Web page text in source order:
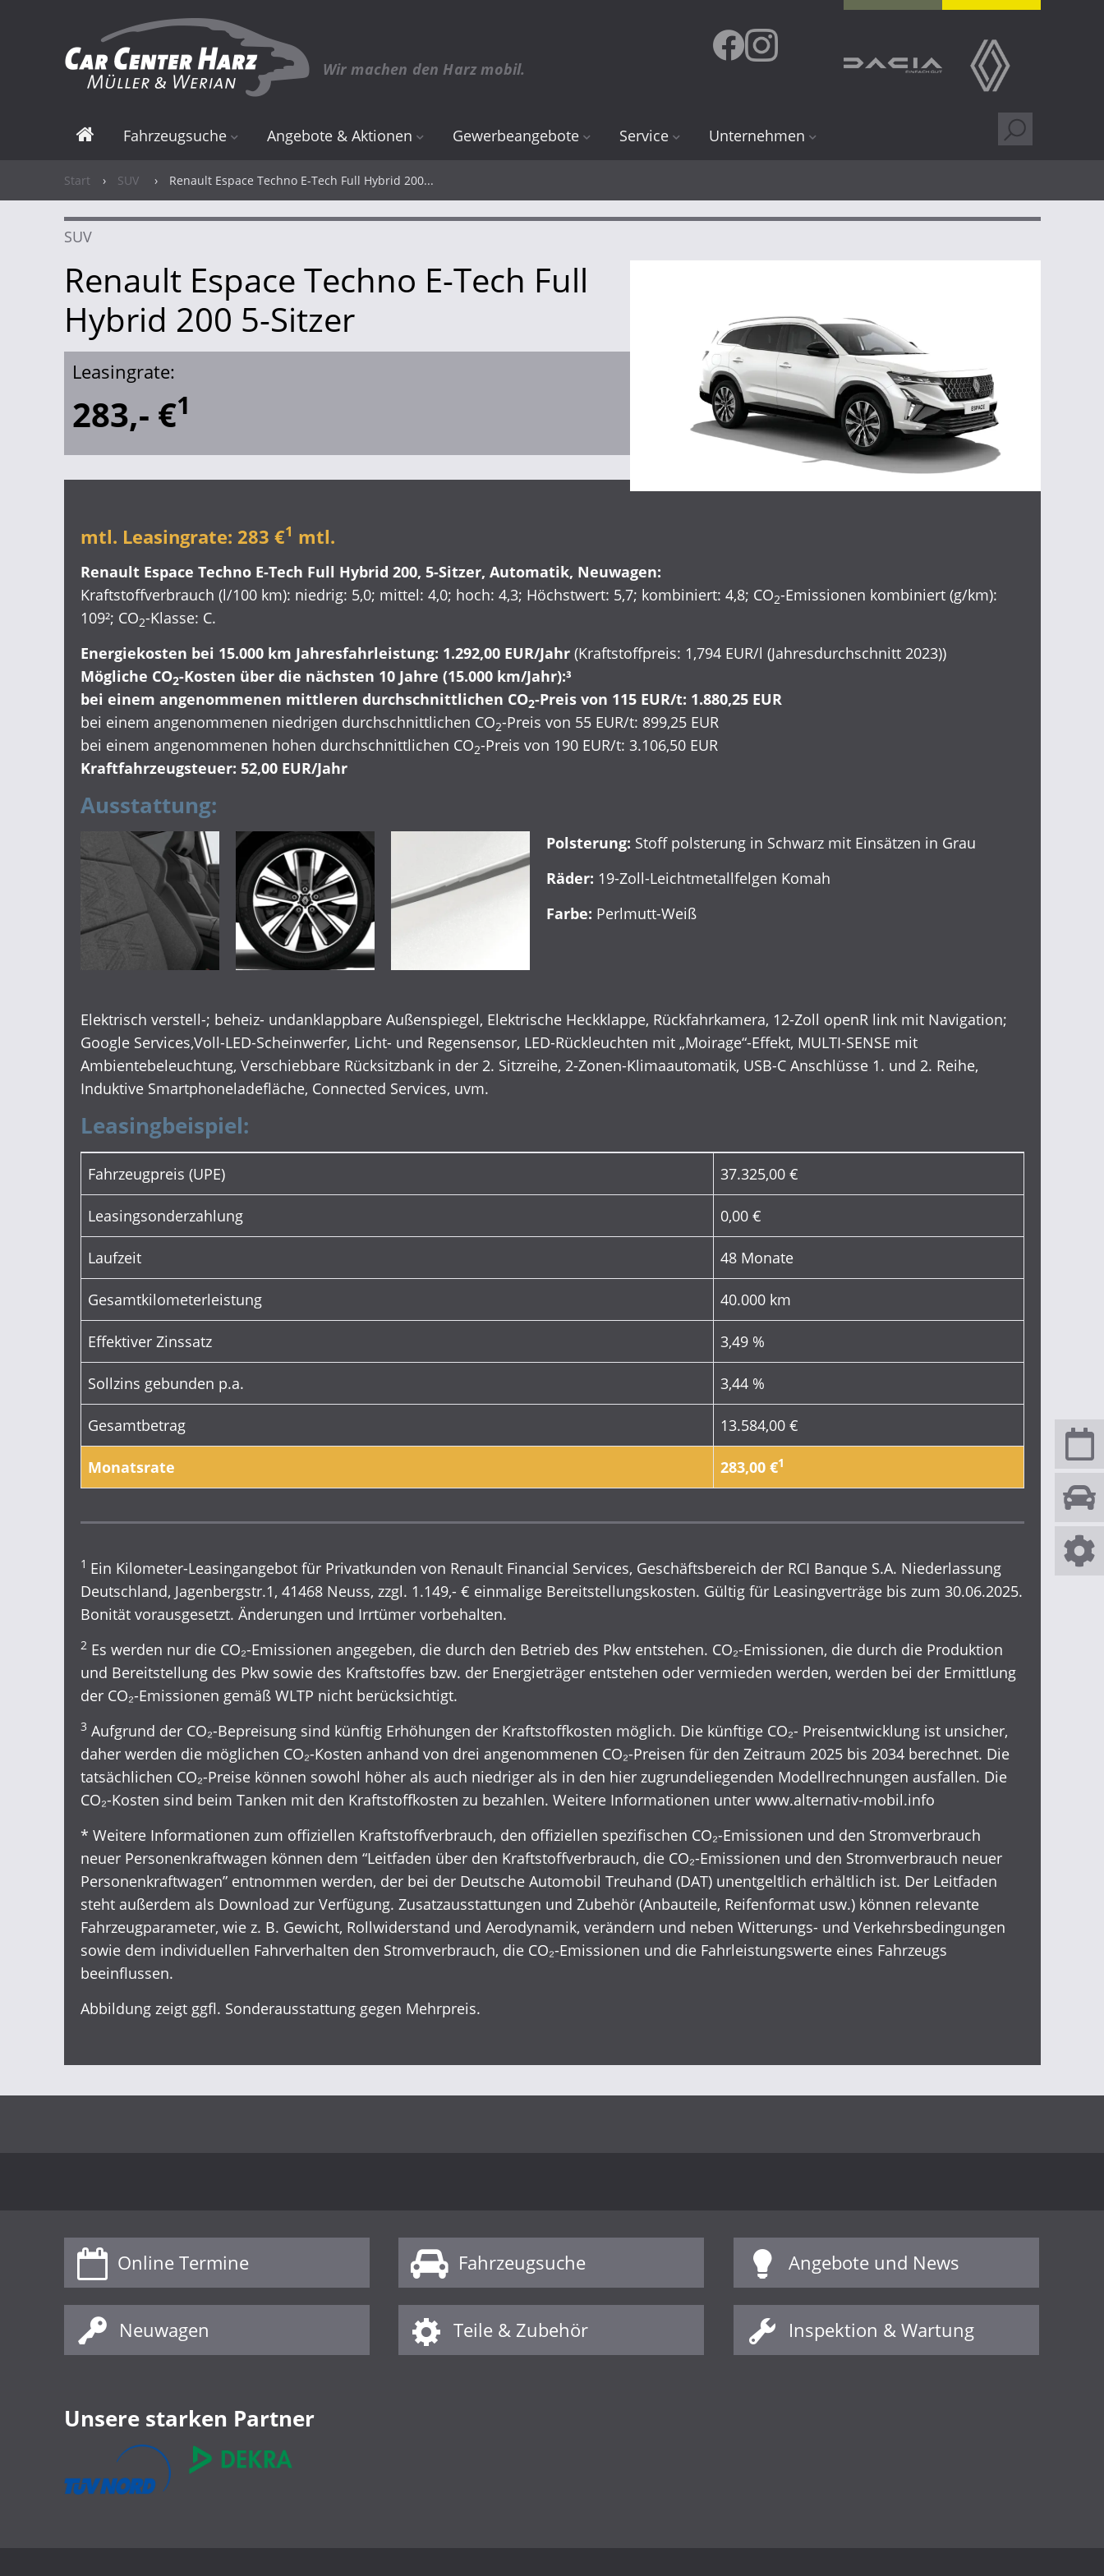
Wir machen den Harz mobil.
Fahrzeugsuche
Elektro & Hybrid
Neuwagen
Gebrauchtwagen
Angebote & Aktionen
Angebote
Elektro & Hybrid
Gewerbeangebote
Dacia
Service
Teile & Zubehör
Inspektion & Wartung
Karosserie & Lack
Inzahlungnahme
Unternehmen
Standorte
Karriere
Start › SUV › Renault Espace Techno E-Tech Full Hybrid 200...
SUV
Renault Espace Techno E-Tech Full
Hybrid 200 5-Sitzer
Leasingrate:
283,- €1
mtl. Leasingrate: 283 €1 mtl.
Renault Espace Techno E-Tech Full Hybrid 200, 5-Sitzer, Automatik, Neuwagen:
Kraftstoffverbrauch (l/100 km): niedrig: 5,0; mittel: 4,0; hoch: 4,3; Höchstwert: 5,7; kombiniert: 4,8; CO2-Emissionen kombiniert (g/km):
109²; CO2-Klasse: C.
Energiekosten bei 15.000 km Jahresfahrleistung: 1.292,00 EUR/Jahr (Kraftstoffpreis: 1,794 EUR/l (Jahresdurchschnitt 2023))
Mögliche CO2-Kosten über die nächsten 10 Jahre (15.000 km/Jahr):³
bei einem angenommenen mittleren durchschnittlichen CO2-Preis von 115 EUR/t: 1.880,25 EUR
bei einem angenommenen niedrigen durchschnittlichen CO2-Preis von 55 EUR/t: 899,25 EUR
bei einem angenommenen hohen durchschnittlichen CO2-Preis von 190 EUR/t: 3.106,50 EUR
Kraftfahrzeugsteuer: 52,00 EUR/Jahr
Ausstattung:
Polsterung: Stoff polsterung in Schwarz mit Einsätzen in Grau
Räder: 19-Zoll-Leichtmetallfelgen Komah
Farbe: Perlmutt-Weiß
Elektrisch verstell-; beheiz- undanklappbare Außenspiegel, Elektrische Heckklappe, Rückfahrkamera, 12-Zoll openR link mit Navigation;
Google Services,Voll-LED-Scheinwerfer, Licht- und Regensensor, LED-Rückleuchten mit „Moirage“-Effekt, MULTI-SENSE mit
Ambientebeleuchtung, Verschiebbare Rücksitzbank in der 2. Sitzreihe, 2-Zonen-Klimaautomatik, USB-C Anschlüsse 1. und 2. Reihe,
Induktive Smartphoneladefläche, Connected Services, uvm.
Leasingbeispiel:
Fahrzeugpreis (UPE) 37.325,00 €
Leasingsonderzahlung 0,00 €
Laufzeit 48 Monate
Gesamtkilometerleistung 40.000 km
Effektiver Zinssatz 3,49 %
Sollzins gebunden p.a. 3,44 %
Gesamtbetrag 13.584,00 €
Monatsrate 283,00 €1
1 Ein Kilometer-Leasingangebot für Privatkunden von Renault Financial Services, Geschäftsbereich der RCI Banque S.A. Niederlassung
Deutschland, Jagenbergstr.1, 41468 Neuss, zzgl. 1.149,- € einmalige Bereitstellungskosten. Gültig für Leasingverträge bis zum 30.06.2025.
Bonität vorausgesetzt. Änderungen und Irrtümer vorbehalten.
2Es werden nur die CO₂-Emissionen angegeben, die durch den Betrieb des Pkw entstehen. CO₂-Emissionen, die durch die Produktion
und Bereitstellung des Pkw sowie des Kraftstoffes bzw. der Energieträger entstehen oder vermieden werden, werden bei der Ermittlung
der CO₂-Emissionen gemäß WLTP nicht berücksichtigt.
3 Aufgrund der CO₂-Bepreisung sind künftig Erhöhungen der Kraftstoffkosten möglich. Die künftige CO₂- Preisentwicklung ist unsicher,
daher werden die möglichen CO₂-Kosten anhand von drei angenommenen CO₂-Preisen für den Zeitraum 2025 bis 2034 berechnet. Die
tatsächlichen CO₂-Preise können sowohl höher als auch niedriger als in den hier zugrundeliegenden Modellrechnungen ausfallen. Die
CO₂-Kosten sind beim Tanken mit den Kraftstoffkosten zu bezahlen. Weitere Informationen unter www.alternativ-mobil.info
* Weitere Informationen zum offiziellen Kraftstoffverbrauch, den offiziellen spezifischen CO₂-Emissionen und den Stromverbrauch
neuer Personenkraftwagen können dem “Leitfaden über den Kraftstoffverbrauch, die CO₂-Emissionen und den Stromverbrauch neuer
Personenkraftwagen” entnommen werden, der bei der Deutsche Automobil Treuhand (DAT) unentgeltlich erhältlich ist. Der Leitfaden
steht außerdem als Download zur Verfügung. Zusatzausstattungen und Zubehör (Anbauteile, Reifenformat usw.) können relevante
Fahrzeugparameter, wie z. B. Gewicht, Rollwiderstand und Aerodynamik, verändern und neben Witterungs- und Verkehrsbedingungen
sowie dem individuellen Fahrverhalten den Stromverbrauch, die CO₂-Emissionen und die Fahrleistungswerte eines Fahrzeugs
beeinflussen.
Abbildung zeigt ggfl. Sonderausstattung gegen Mehrpreis.
Online Termine Fahrzeugsuche Angebote und News
Neuwagen Teile & Zubehör Inspektion & Wartung
Unsere starken Partner